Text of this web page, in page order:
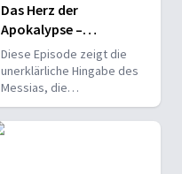
Das Herz der
Apokalypse –
Offenbarung 1,5 b
Diese Episode zeigt die
unerklärliche Hingabe des
Messias, die
Doppeldeutigkeit seiner
Befreiung und die
theologische Tiefe seines